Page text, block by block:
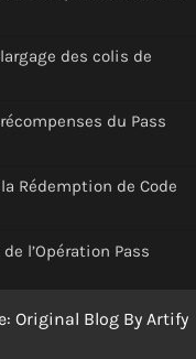
des colis de
du Pass
Rédemption de Code
l’Opération Pass
Original Blog By Artify